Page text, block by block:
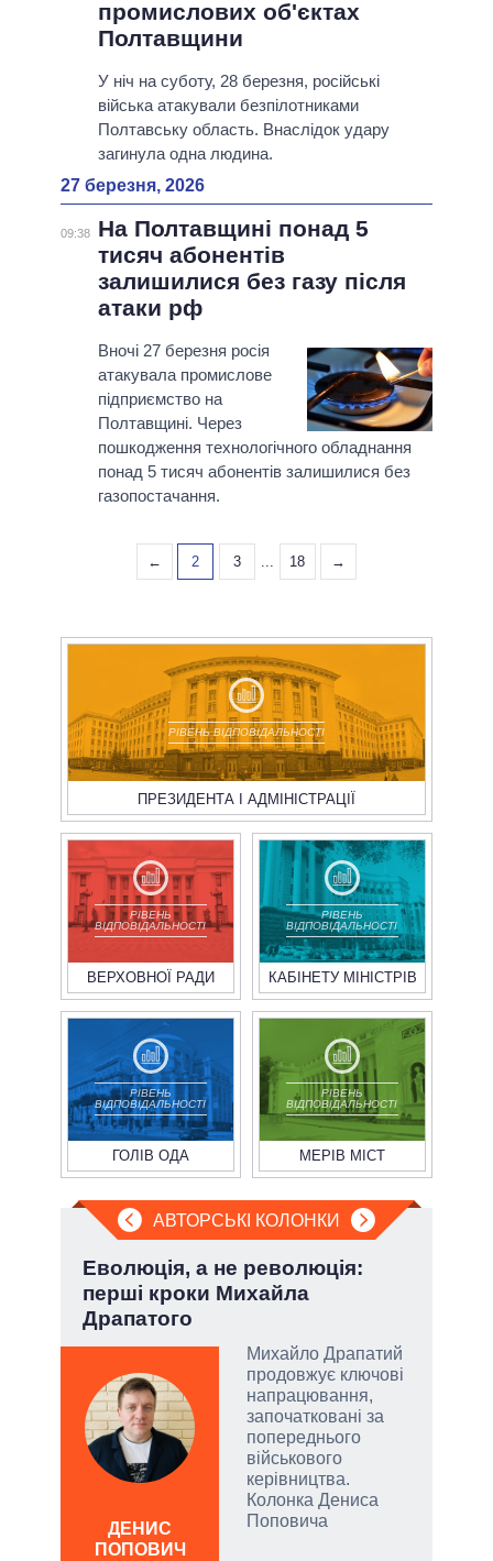
промислових об'єктах
Полтавщини
У ніч на суботу, 28 березня, російські
війська атакували безпілотниками
Полтавську область. Внаслідок удару
загинула одна людина.
27 березня, 2026
09:38
На Полтавщині понад 5
тисяч абонентів
залишилися без газу після
атаки рф
Вночі 27 березня росія
атакувала промислове
підприємство на
Полтавщині. Через
пошкодження технологічного обладнання
понад 5 тисяч абонентів залишилися без
газопостачання.
← 2 3 ... 18 →
РІВЕНЬ ВІДПОВІДАЛЬНОСТІ
ПРЕЗИДЕНТА І АДМІНІСТРАЦІЇ
РІВЕНЬ
ВІДПОВІДАЛЬНОСТІ
ВЕРХОВНОЇ РАДИ
РІВЕНЬ
ВІДПОВІДАЛЬНОСТІ
КАБІНЕТУ МІНІСТРІВ
РІВЕНЬ
ВІДПОВІДАЛЬНОСТІ
ГОЛІВ ОДА
РІВЕНЬ
ВІДПОВІДАЛЬНОСТІ
МЕРІВ МІСТ
АВТОРСЬКІ КОЛОНКИ
Еволюція, а не революція:
перші кроки Михайла
Драпатого
Михайло Драпатий
продовжує ключові
напрацювання,
започатковані за
попереднього
військового
керівництва.
Колонка Дениса
Поповича
ДЕНИС
ПОПОВИЧ